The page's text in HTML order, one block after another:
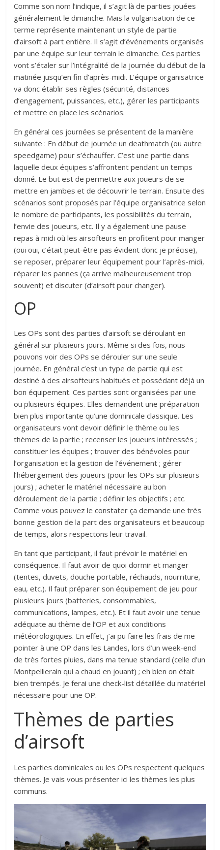
Comme son nom l’indique, il s’agit là de parties jouées
généralement le dimanche. Mais la vulgarisation de ce
terme représente maintenant un style de partie
d’airsoft à part entière. Il s’agit d’événements organisés
par une équipe sur leur terrain le dimanche. Ces parties
vont s’étaler sur l’intégralité de la journée du début de la
matinée jusqu’en fin d’après-midi. L’équipe organisatrice
va donc établir ses règles (sécurité, distances
d’engagement, puissances, etc.), gérer les participants
et mettre en place les scénarios.
En général ces journées se présentent de la manière
suivante : En début de journée un deathmatch (ou autre
speedgame) pour s’échauffer. C’est une partie dans
laquelle deux équipes s’affrontent pendant un temps
donné. Le but est de permettre aux joueurs de se
mettre en jambes et de découvrir le terrain. Ensuite des
scénarios sont proposés par l’équipe organisatrice selon
le nombre de participants, les possibilités du terrain,
l’envie des joueurs, etc. Il y a également une pause
repas à midi où les airsofteurs en profitent pour manger
(oui oui, c’était peut-être pas évident donc je précise),
se reposer, préparer leur équipement pour l’après-midi,
réparer les pannes (ça arrive malheureusement trop
souvent) et discuter (d’airsoft pour changer).
OP
Les OPs sont des parties d’airsoft se déroulant en
général sur plusieurs jours. Même si des fois, nous
pouvons voir des OPs se dérouler sur une seule
journée. En général c’est un type de partie qui est
destiné à des airsofteurs habitués et possédant déjà un
bon équipement. Ces parties sont organisées par une
ou plusieurs équipes. Elles demandent une préparation
bien plus importante qu’une dominicale classique. Les
organisateurs vont devoir définir le thème ou les
thèmes de la partie ; recenser les joueurs intéressés ;
constituer les équipes ; trouver des bénévoles pour
l’organisation et la gestion de l’événement ; gérer
l’hébergement des joueurs (pour les OPs sur plusieurs
jours) ; acheter le matériel nécessaire au bon
déroulement de la partie ; définir les objectifs ; etc.
Comme vous pouvez le constater ça demande une très
bonne gestion de la part des organisateurs et beaucoup
de temps, alors respectons leur travail.
En tant que participant, il faut prévoir le matériel en
conséquence. Il faut avoir de quoi dormir et manger
(tentes, duvets, douche portable, réchauds, nourriture,
eau, etc.). Il faut préparer son équipement de jeu pour
plusieurs jours (batteries, consommables,
communications, lampes, etc.). Et il faut avoir une tenue
adéquate au thème de l’OP et aux conditions
météorologiques. En effet, j’ai pu faire les frais de me
pointer à une OP dans les Landes, lors d’un week-end
de très fortes pluies, dans ma tenue standard (celle d’un
Montpellierain qui a chaud en jouant) ; eh bien on était
bien trempés. Je ferai une check-list détaillée du matériel
nécessaire pour une OP.
Thèmes de parties
d’airsoft
Les parties dominicales ou les OPs respectent quelques
thèmes. Je vais vous présenter ici les thèmes les plus
communs.